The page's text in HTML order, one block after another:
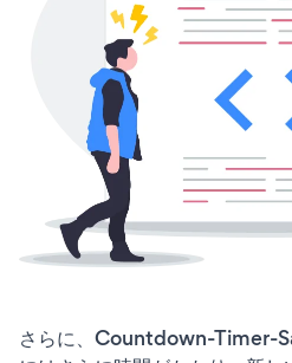
さらに、Countdown-Timer-